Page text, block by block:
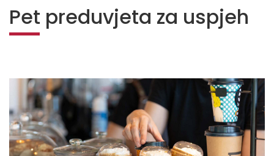
Pet preduvjeta za uspjeh